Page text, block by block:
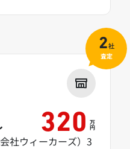
320 万
円
社ウィーカーズ）3
2社
査定